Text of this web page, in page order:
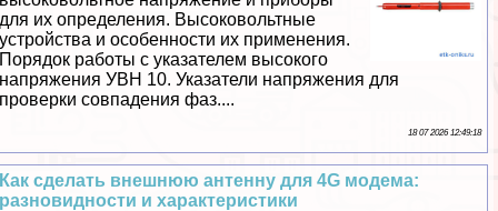
для их определения. Высоковольтные
устройства и особенности их применения.
Порядок работы с указателем высокого
напряжения УВН 10. Указатели напряжения для
проверки совпадения фаз....
18 07 2026 12:49:18
Как сделать внешнюю антенну для 4G модема:
разновидности и хаpaктеристики